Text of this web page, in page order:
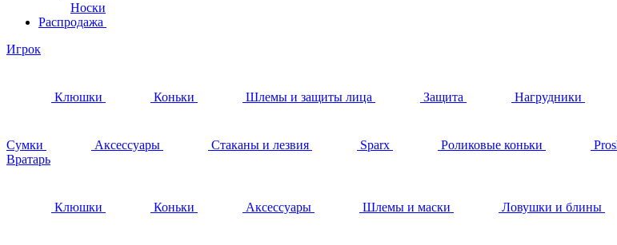
Носки
Распродажа
Игрок
Клюшки Коньки Шлемы и защиты лица Защита Нагрудники
Сумки Аксессуары Стаканы и лезвия Sparx Роликовые коньки
Вратарь
Клюшки Коньки Аксессуары Шлемы и маски Ловушки и блины